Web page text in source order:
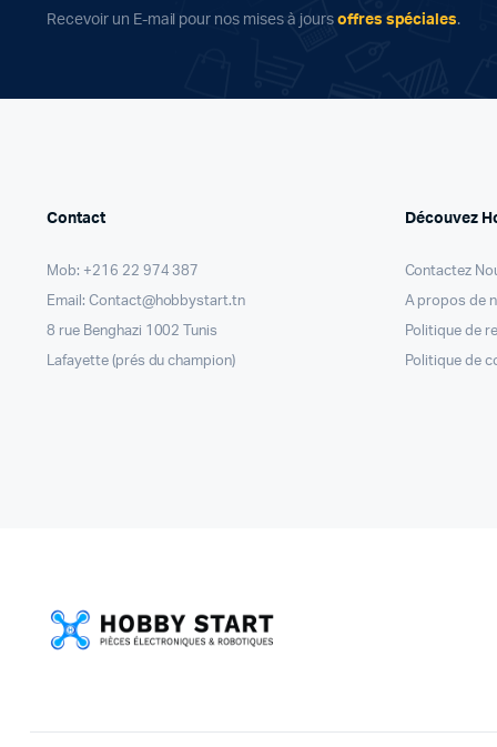
Recevoir un E-mail pour nos mises à jours offres spéciales.
Contact
Mob: +216 22 974 387
Email: Contact@hobbystart.tn
8 rue Benghazi 1002 Tunis
Lafayette (prés du champion)
Découvez
Contactez
A propos de
Politique de
Politique de